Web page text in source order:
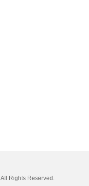
All Rights Reserved.